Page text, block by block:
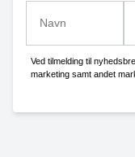
Ved tilmelding til
marketing samt andet